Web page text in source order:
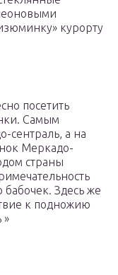
курорту
посетить
Самым
сентраль, а на
Меркадо-
страны
Здесь же
к подножию
»